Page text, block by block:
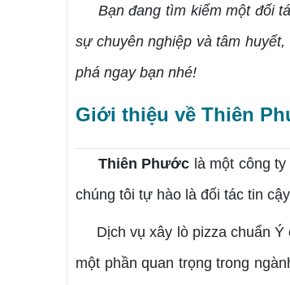
Bạn đang tìm kiếm một đối
sự chuyên nghiệp và tâm
phá ngay bạn nhé!
Giới thiệu về Thiên
Thiên Phước là một công
chúng tôi tự hào là đối tác tin
Dịch vụ xây lò pizza chuẩn Ý
một phần quan trọng trong